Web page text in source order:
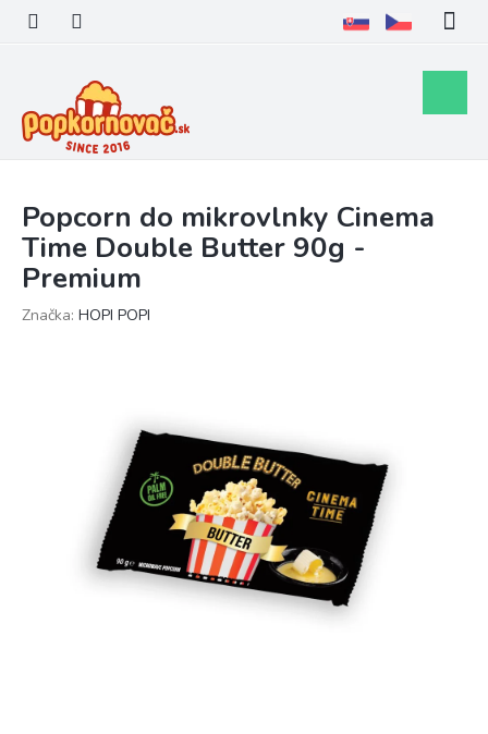
Prejsť
obsah
košík
Popcorn do mikrovlnky Cinema
Time Double Butter 90g -
Premium
Značka: HOPI POPI